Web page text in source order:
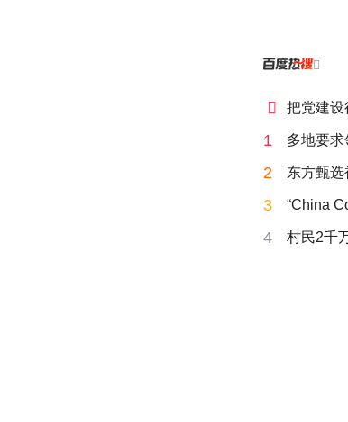

 把党建设
1 多地要
2 东方甄
3 “China
4 村民2千万